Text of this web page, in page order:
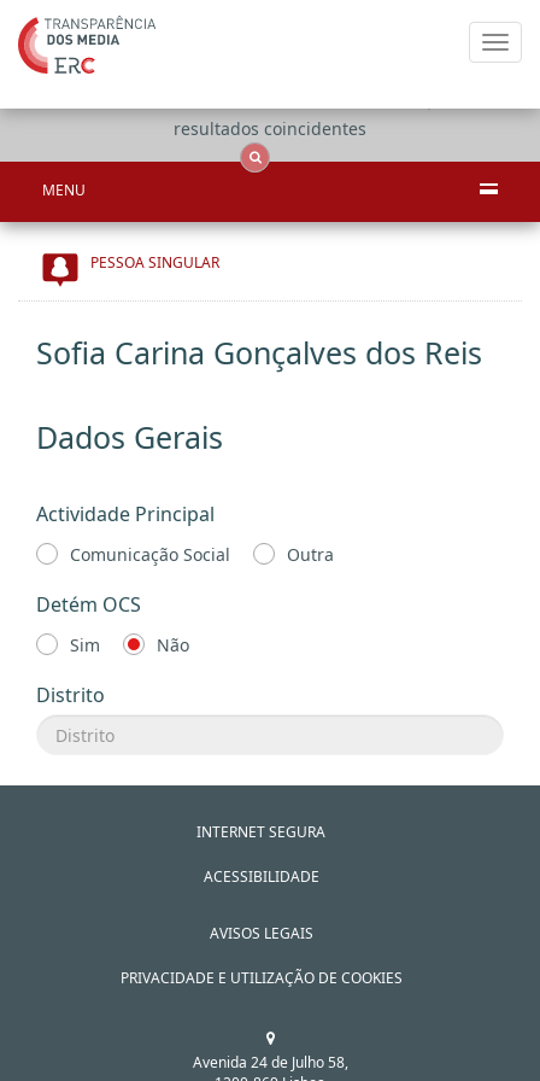
resultados coincidentes
MENU
PESSOA SINGULAR
Sofia Carina Gonçalves dos Reis
Dados Gerais
Actividade Principal
Comunicação Social Outra
Detém OCS
Sim Não
Distrito
INTERNET SEGURA
ACESSIBILIDADE
AVISOS LEGAIS
PRIVACIDADE E UTILIZAÇÃO DE COOKIES
Avenida 24 de Julho 58,